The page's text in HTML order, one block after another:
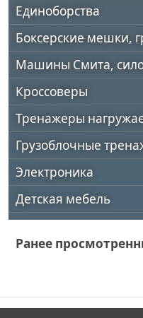
Единоборства
Боксерские мешки,
Машины Смита,
Кроссоверы
Тренажеры
Грузоблочные
Электроника
Детская мебель
Ранее